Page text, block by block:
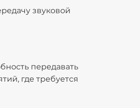
звуковой
передавать
где требуется